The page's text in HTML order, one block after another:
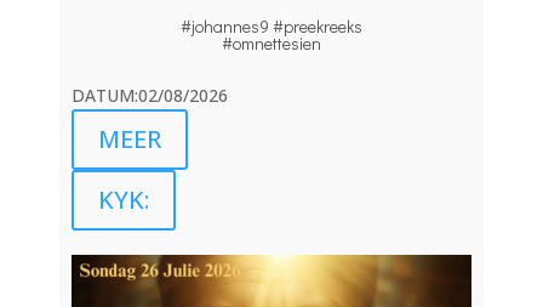
#johannes9 #preekreeks
#omnettesien
DATUM:02/08/2026
MEER
KYK: